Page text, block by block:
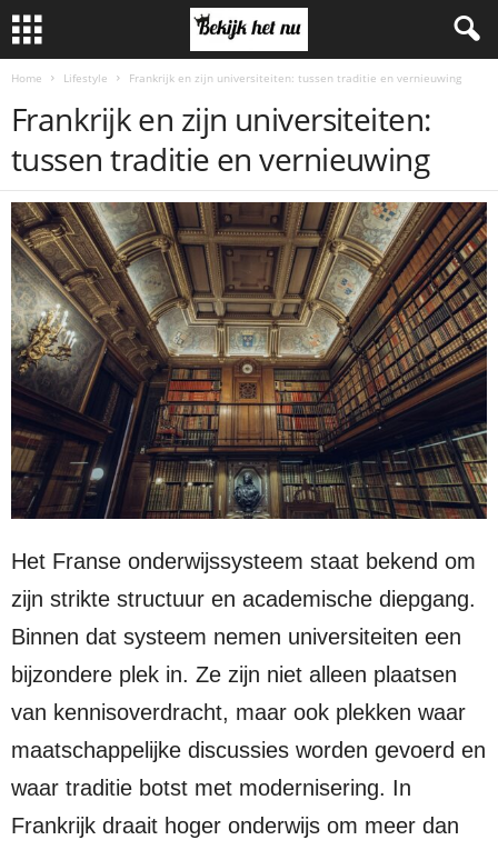
Home Lifestyle Frankrijk en zijn universiteiten: tussen traditie en vernieuwing
Frankrijk en zijn universiteiten:
tussen traditie en vernieuwing
Het Franse onderwijssysteem staat bekend om
zijn strikte structuur en academische diepgang.
Binnen dat systeem nemen universiteiten een
bijzondere plek in. Ze zijn niet alleen plaatsen
van kennisoverdracht, maar ook plekken waar
maatschappelijke discussies worden gevoerd en
waar traditie botst met modernisering. In
Frankrijk draait hoger onderwijs om meer dan